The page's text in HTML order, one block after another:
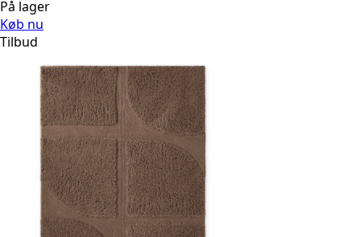
oprindelige
På lager
Køb nu
Tilbud